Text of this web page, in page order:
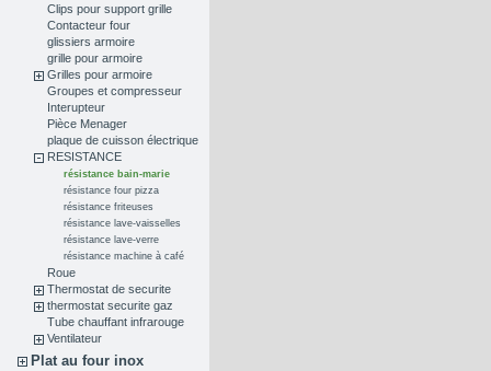
Clips pour support grille
Contacteur four
glissiers armoire
grille pour armoire
Grilles pour armoire
Groupes et compresseur
Interupteur
Pièce Menager
plaque de cuisson électrique
RESISTANCE
résistance bain-marie
résistance four pizza
résistance friteuses
résistance lave-vaisselles
résistance lave-verre
résistance machine à café
Roue
Thermostat de securite
thermostat securite gaz
Tube chauffant infrarouge
Ventilateur
Plat au four inox